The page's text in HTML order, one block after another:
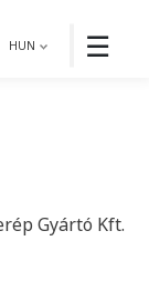
☰
HUN
Gyártó Kft.